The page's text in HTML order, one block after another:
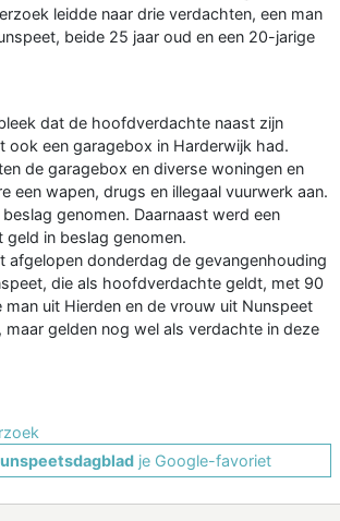
leidde naar drie verdachten, een man
beide 25 jaar oud en een 20-jarige
dat de hoofdverdachte naast zijn
ook een garagebox in Harderwijk had.
de garagebox en diverse woningen en
een wapen, drugs en illegaal vuurwerk aan.
genomen. Daarnaast werd een
geld in beslag genomen.
afgelopen donderdag de gevangenhouding
die als hoofdverdachte geldt, met 90
man uit Hierden en de vrouw uit Nunspeet
maar gelden nog wel als verdachte in deze
je Google-favoriet